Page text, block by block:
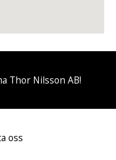
Thor Nilsson AB!
oss